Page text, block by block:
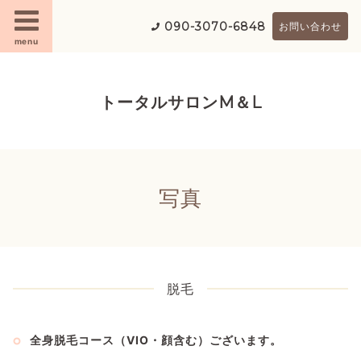
menu
090-3070-6848 お問い合わせ
トータルサロンM＆L
写真
脱毛
全身脱毛コース（VIO・顔含む）ございます。